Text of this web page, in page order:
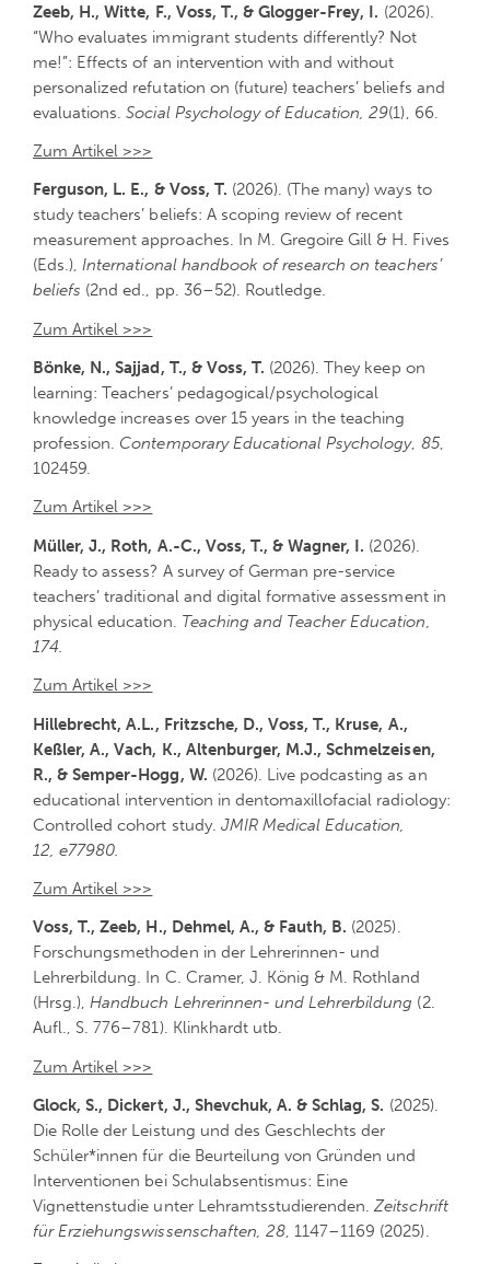
Zeeb, H., Witte, F., Voss, T., & Glogger-Frey, I. (2026).
“Who evaluates immigrant students differently? Not
me!”: Effects of an intervention with and without
personalized refutation on (future) teachers’ beliefs and
evaluations.Social Psychology of Education, 29(1), 66.
Zum Artikel >>>
Ferguson, L. E., & Voss, T. (2026). (The many) ways to
study teachers’ beliefs: A scoping review of recent
measurement approaches. In M. Gregoire Gill & H. Fives
(Eds.),International handbook of research on teachers’
beliefs (2nd ed., pp. 36–52). Routledge.
Zum Artikel >>>
Bönke, N., Sajjad, T., & Voss, T. (2026). They keep on
learning: Teachers’ pedagogical/psychological
knowledge increases over 15 years in the teaching
profession. Contemporary Educational Psychology, 85,
102459.
Zum Artikel >>>
Müller, J., Roth, A.-C., Voss, T., & Wagner, I. (2026).
Ready to assess? A survey of German pre-service
teachers’ traditional and digital formative assessment in
physical education. Teaching and Teacher Education,
174.
Zum Artikel >>>
Hillebrecht, A.L., Fritzsche, D., Voss, T., Kruse, A.,
Keßler, A., Vach, K., Altenburger, M.J., Schmelzeisen,
R., & Semper-Hogg, W. (2026). Live podcasting as an
educational intervention in dentomaxillofacial radiology:
Controlled cohort study. JMIR Medical Education,
12, e77980.
Zum Artikel >>>
Voss, T., Zeeb, H., Dehmel, A., & Fauth, B. (2025).
Forschungsmethoden in der Lehrerinnen- und
Lehrerbildung. In C. Cramer, J. König & M. Rothland
(Hrsg.),Handbuch Lehrerinnen- und Lehrerbildung (2.
Aufl., S. 776–781). Klinkhardt utb.
Zum Artikel >>>
Glock, S., Dickert, J., Shevchuk, A. & Schlag, S. (2025).
Die Rolle der Leistung und des Geschlechts der
Schüler*innen für die Beurteilung von Gründen und
Interventionen bei Schulabsentismus: Eine
Vignettenstudie unter Lehramtsstudierenden.Zeitschrift
für Erziehungswissenschaften, 28, 1147–1169 (2025).